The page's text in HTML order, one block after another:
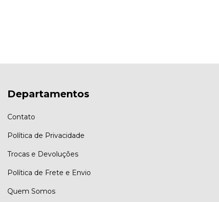
Departamentos
Contato
Política de Privacidade
Trocas e Devoluções
Política de Frete e Envio
Quem Somos